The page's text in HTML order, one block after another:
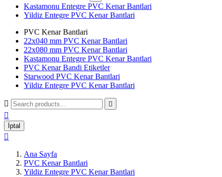
Kastamonu Entegre PVC Kenar Bantlari
Yildiz Entegre PVC Kenar Bantlari
PVC Kenar Bantlari
22x040 mm PVC Kenar Bantlari
22x080 mm PVC Kenar Bantlari
Kastamonu Entegre PVC Kenar Bantlari
PVC Kenar Bandi Etiketler
Starwood PVC Kenar Bantlari
Yildiz Entegre PVC Kenar Bantlari
 

İptal

Ana Sayfa
PVC Kenar Bantlari
Yildiz Entegre PVC Kenar Bantlari